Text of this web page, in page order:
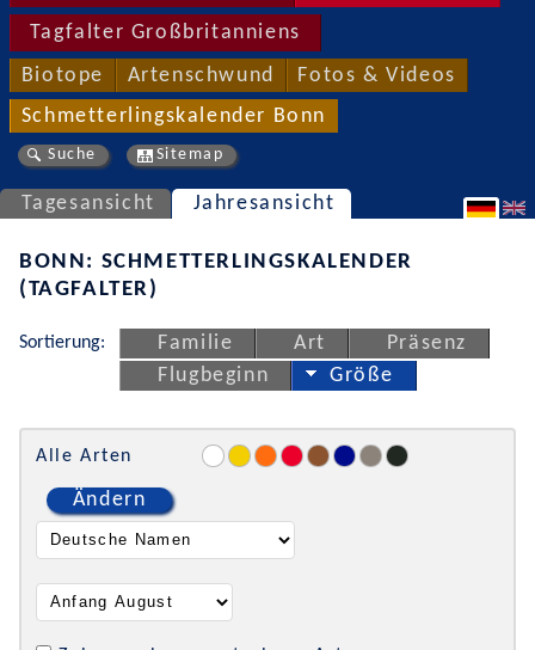
Tagfalter Großbritanniens
Biotope Artenschwund Fotos & Videos
Schmetterlingskalender Bonn
Suche Sitemap
Tagesansicht Jahresansicht
BONN: SCHMETTERLINGSKALENDER
(TAGFALTER)
Sortierung: Familie Art
Präsenz
Flugbeginn
Größe
Alle Arten
Ändern